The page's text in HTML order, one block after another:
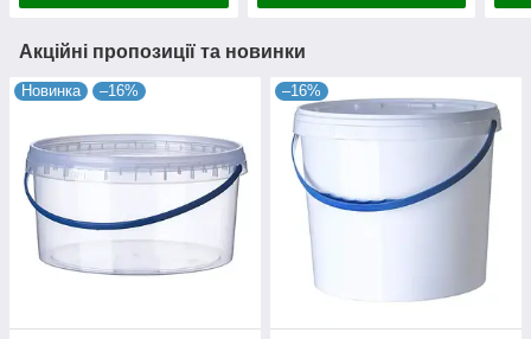
Акційні пропозиції та новинки
Новинка –16% –16%